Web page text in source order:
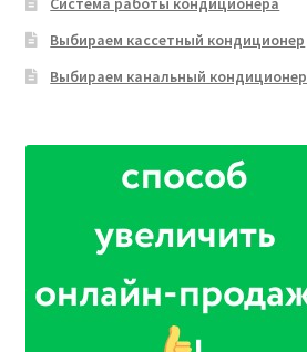
Выбираем кассетный кондиционер
Выбираем канальный кондиционер